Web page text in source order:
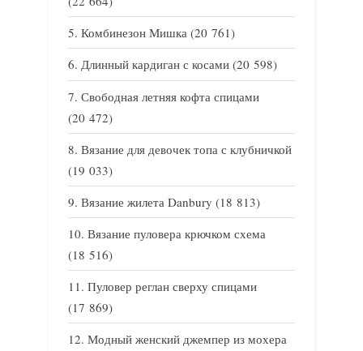
Комбинезон Мишка (20 761)
Длинный кардиган с косами (20 598)
Свободная летняя кофта спицами
(20 472)
Вязание для девочек топа с клубничкой
(19 033)
Вязание жилета Danbury (18 813)
Вязание пуловера крючком схема
(18 516)
Пуловер реглан сверху спицами
(17 869)
Модный женский джемпер из мохера